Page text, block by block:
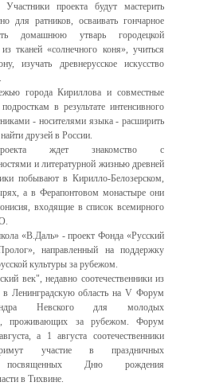
Участники проекта будут мастерить
для ратников, осваивать гончарное
домашнюю утварь городецкой
тканей «солнечного коня», учиться
изучать древнерусское искусство
города Кириллова и совместные
в результате интенсивного
- носителями языка - расширить
друзей в России.
ждет знакомство с
и литературной жизнью древней
побывают в Кирилло-Белозерском,
а в Ферапонтовом монастыре они
входящие в список всемирного
«В.Даль» - проект Фонда «Русский
направленный на поддержку
культуры за рубежом.
век", недавно соотечественники из
Ленинградскую область на V Форум
Невского для молодых
проживающих за рубежом. Форум
а 1 августа соотечественники
участие в праздничных
посвященных Дню рождения
в Тихвине.